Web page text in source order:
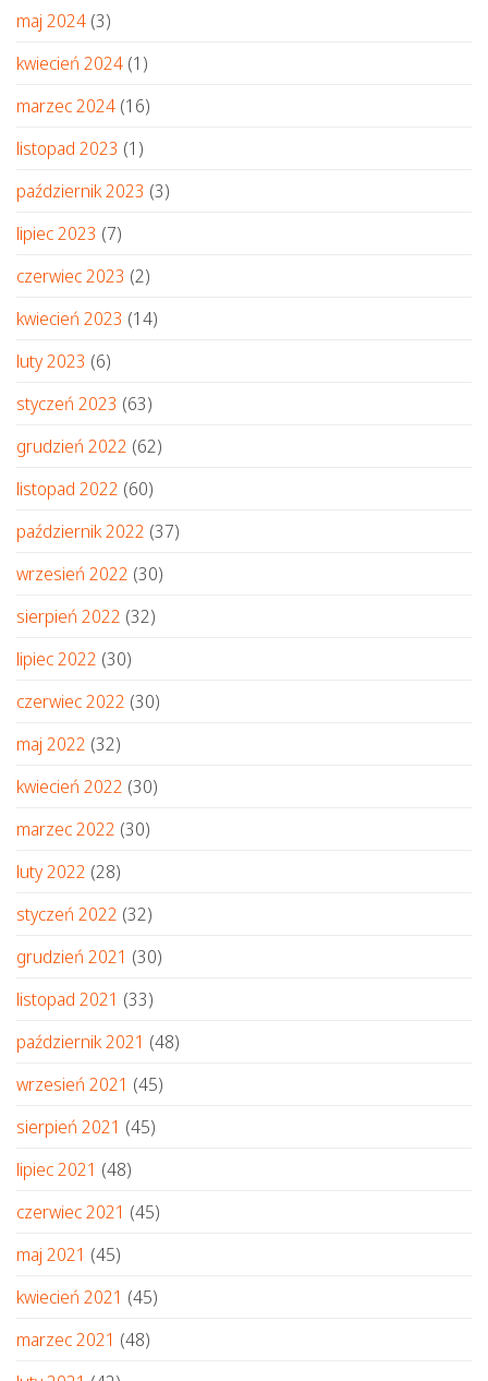
maj 2024 (3)
kwiecień 2024 (1)
marzec 2024 (16)
listopad 2023 (1)
październik 2023 (3)
lipiec 2023 (7)
czerwiec 2023 (2)
kwiecień 2023 (14)
luty 2023 (6)
styczeń 2023 (63)
grudzień 2022 (62)
listopad 2022 (60)
październik 2022 (37)
wrzesień 2022 (30)
sierpień 2022 (32)
lipiec 2022 (30)
czerwiec 2022 (30)
maj 2022 (32)
kwiecień 2022 (30)
marzec 2022 (30)
luty 2022 (28)
styczeń 2022 (32)
grudzień 2021 (30)
listopad 2021 (33)
październik 2021 (48)
wrzesień 2021 (45)
sierpień 2021 (45)
lipiec 2021 (48)
czerwiec 2021 (45)
maj 2021 (45)
kwiecień 2021 (45)
marzec 2021 (48)